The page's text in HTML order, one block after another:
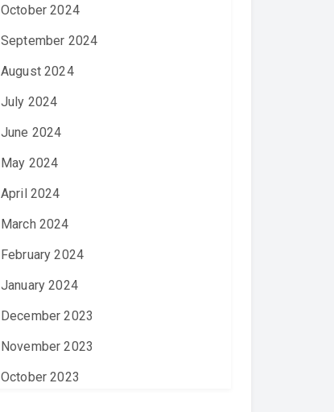
October 2024
September 2024
August 2024
July 2024
June 2024
May 2024
April 2024
March 2024
February 2024
January 2024
December 2023
November 2023
October 2023